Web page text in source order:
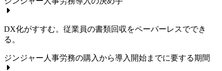
DX化がすすむ。従業員の書類回収をペーパーレスででき
る。
ジンジャー人事労務の購入から導入開始までに要する期間